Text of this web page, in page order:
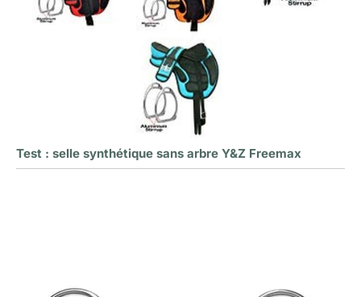
Test : selle synthétique sans arbre Y&Z Freemax